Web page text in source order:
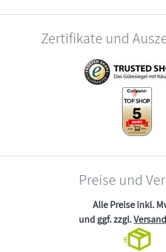
Zertifikate und
Preise und
Alle Preise inkl.
und ggf. zzgl.